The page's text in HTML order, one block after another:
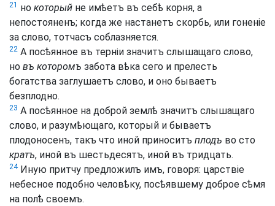
21 но который не имѣетъ въ себѣ корня, а
непостояненъ; когда же настанетъ скорбь, или гоненіе
за слово, тотчасъ соблазняется.
22 А посѣянное въ терніи значитъ слышащаго слово,
но въ которомъ забота вѣка сего и прелесть
богатства заглушаетъ слово, и оно бываетъ
безплодно.
23 А посѣянное на доброй землѣ значитъ слышащаго
слово, и разумѣющаго, который и бываетъ
плодоносенъ, такъ что иной приноситъ плодъ во сто
кратъ, иной въ шестьдесятъ, иной въ тридцать.
24Иную притчу предложилъ имъ, говоря: царствіе
небесное подобно человѣку, посѣявшему доброе сѣмя
на полѣ своемъ.